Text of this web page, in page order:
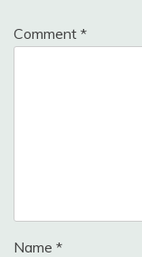
Comment *
Name *